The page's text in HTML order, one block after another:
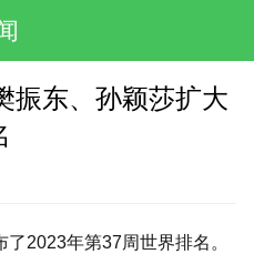
振东、孙颖莎扩大
2023年第37周世界排名。